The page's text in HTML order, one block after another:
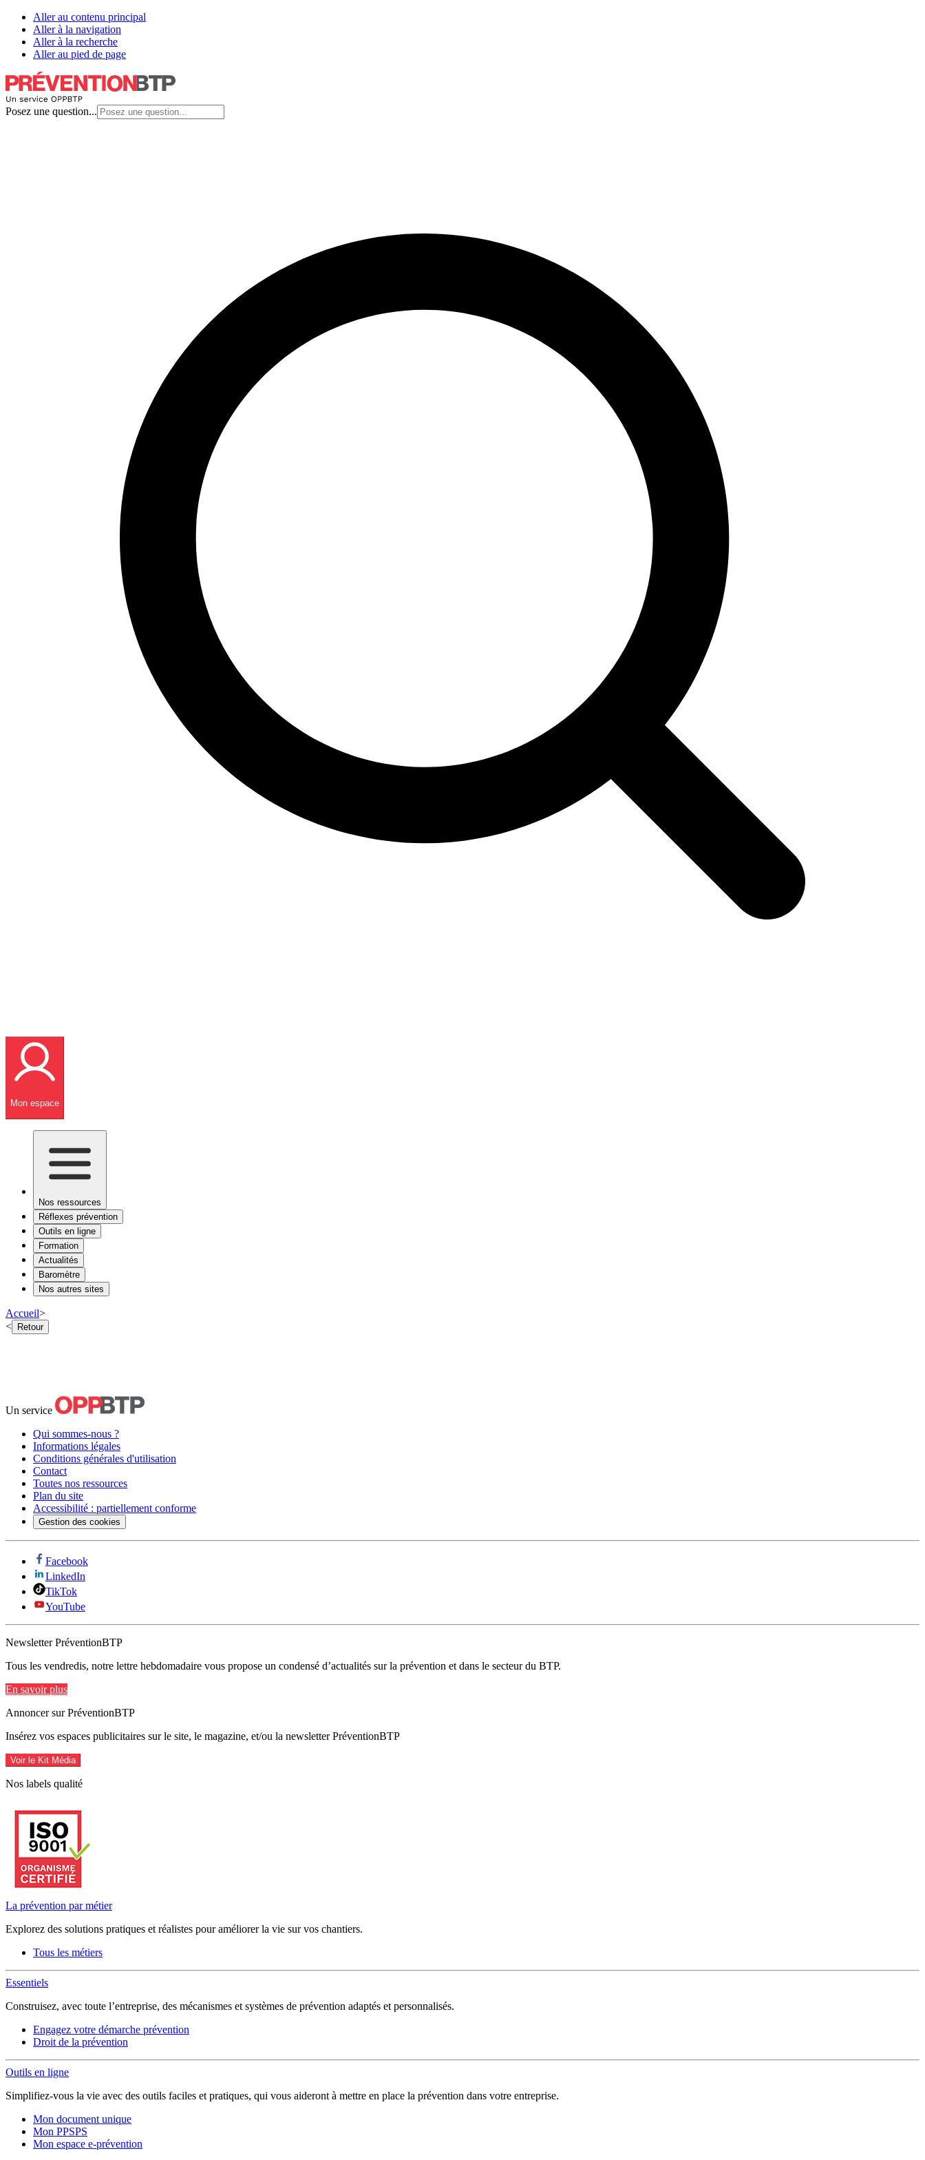
Aller au contenu principal
Aller à la navigation
Aller à la recherche
Aller au pied de page
Posez une question...
Mon espace
Nos ressources
Réflexes prévention
Outils en ligne
Formation
Actualités
Baromètre
Nos autres sites
Accueil>
< Retour
Un service
Qui sommes-nous ?
Informations légales
Conditions générales d'utilisation
Contact
Toutes nos ressources
Plan du site
Accessibilité : partiellement conforme
Gestion des cookies
Facebook
LinkedIn
TikTok
YouTube
Newsletter PréventionBTP
Tous les vendredis, notre lettre hebdomadaire vous propose un condensé d’actualités sur la prévention et dans le secteur du BTP.
En savoir plus
Annoncer sur PréventionBTP
Insérez vos espaces publicitaires sur le site, le magazine, et/ou la newsletter PréventionBTP
Voir le Kit Média
Nos labels qualité
La prévention par métier
Explorez des solutions pratiques et réalistes pour améliorer la vie sur vos chantiers.
Tous les métiers
Essentiels
Construisez, avec toute l’entreprise, des mécanismes et systèmes de prévention adaptés et personnalisés.
Engagez votre démarche prévention
Droit de la prévention
Outils en ligne
Simplifiez-vous la vie avec des outils faciles et pratiques, qui vous aideront à mettre en place la prévention dans votre entreprise.
Mon document unique
Mon PPSPS
Mon espace e-prévention